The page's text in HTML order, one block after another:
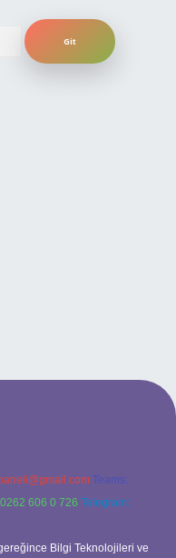
Teams:
606 0 726 Telegram:
Bilgi Teknolojileri ve